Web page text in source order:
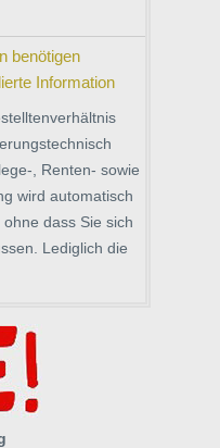
benötigen
Information
, Renten- sowie
wird automatisch
dass Sie sich
Lediglich die